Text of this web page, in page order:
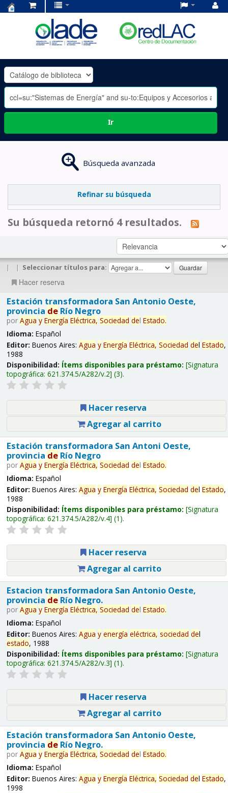
OLADE
-
Ir
Búsqueda avanzada
Refinar su búsqueda
Su búsqueda retornó 4 resultados.
| | Seleccionar títulos para:
Hacer reserva
Estación transformadora San Antonio Oeste,
provincia deRío Negro
por Agua y Energía Eléctrica, Sociedad del Estado.
Idioma: Español
Editor: Buenos Aires: Agua y Energía Eléctrica, Sociedad del Estado,
1988
Disponibilidad: Ítems disponibles para préstamo: Signatura
topográfica: 621.374.5/A282/v.2 (3).
Hacer reserva
Agregar al carrito
Estación transformadora San Antoni Oeste,
provincia deRío Negro
por Agua y Energía Eléctrica, Sociedad del Estado.
Idioma: Español
Editor: Buenos Aires: Agua y Energía Eléctrica, Sociedad del Estado,
1988
Disponibilidad: Ítems disponibles para préstamo: Signatura
topográfica: 621.374.5/A282/v.4 (1).
Hacer reserva
Agregar al carrito
Estacion transformadora San Antonio Oeste,
provincia deRío Negro.
por Agua y Energía Eléctrica, Sociedad del Estado.
Idioma: Español
Editor: Buenos Aires: Agua y energía eléctrica, sociedad del
estado, 1988
Disponibilidad: Ítems disponibles para préstamo: Signatura
topográfica: 621.374.5/A282/v.3 (1).
Hacer reserva
Agregar al carrito
Estación transformadora San Antonio Oeste,
provincia deRío Negro.
por Agua y Energía Eléctrica, Sociedad del Estado.
Idioma: Español
Editor: Buenos Aires: Agua y Energía Eléctrica, Sociedad del Estado,
1998